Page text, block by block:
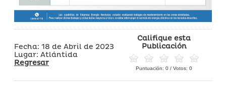
Fecha: 18 de Abril de 2023
Lugar: Atlántida
Regresar
Califique esta
Publicación
Puntuación: 0 / Votos: 0